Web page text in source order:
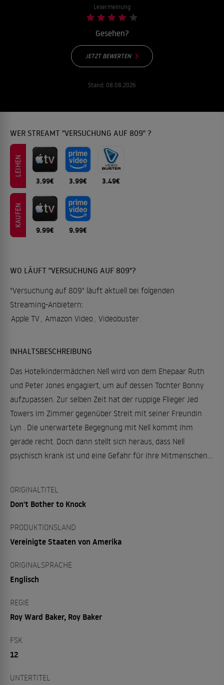
Lesermeinung
Gesehen?
JETZT BEWERTEN
Stand: 08.08.2026
WER STREAMT "VERSUCHUNG AUF 809" ?
LEIHEN
3.99€ 3.99€ 3.49€
KAUFEN
9.99€ 9.99€
WO LÄUFT "VERSUCHUNG AUF 809"?
"Versuchung auf 809" läuft aktuell bei folgenden
Streaming-Anbietern:
Apple TV, Amazon Video , Videobuster.
INHALTSBESCHREIBUNG
Das Hotelkindermädchen Nell wird von dem Ehepaar Ruth
und Peter Jones engagiert, um auf dessen Tochter Bonny
aufzupassen. Zur selben Zeit hat der ruppige Flieger Jed
Towers im Zimmer gegenüber Streit mit seiner Freundin
Lyn . Die unerwartete Begegnung mit Nell kommt ihm
gerade recht. Doch dann stellt sich heraus, dass Nell
psychisch krank ist und eine Gefahr für ihre Mitmenschen...
ORIGINALTITEL
Don't Bother to Knock
PRODUKTIONSLAND
Vereinigte Staaten von Amerika
ORIGINALSPRACHE
Englisch
REGIE
Roy Ward Baker, Roy Baker
FSK
12
UNTERTITEL